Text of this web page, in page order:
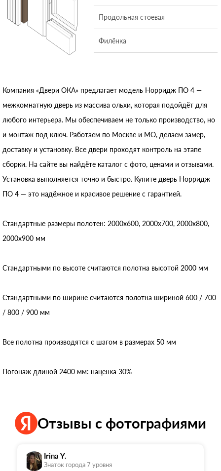
Продольная стоевая
Филёнка
Компания «Двери ОКА» предлагает модель Норридж ПО 4 —
межкомнатную дверь из массива ольхи, которая подойдёт для
любого интерьера. Мы обеспечиваем не только производство, но
и монтаж под ключ. Работаем по Москве и МО, делаем замер,
доставку и установку. Все двери проходят контроль на этапе
сборки. На сайте вы найдёте каталог с фото, ценами и отзывами.
Установка выполняется точно и быстро. Купите дверь Норридж
ПО 4 — это надёжное и красивое решение с гарантией.
Стандартные размеры полотен: 2000x600, 2000x700, 2000x800,
2000x900 мм
Стандартными по высоте считаются полотна высотой 2000 мм
Стандартными по ширине считаются полотна шириной 600 / 700
/ 800 / 900 мм
Все полотна производятся с шагом в размерах 50 мм
Погонаж длиной 2400 мм: наценка 30%
Отзывы с фотографиями
Irina Y.
Знаток города 7 уровня